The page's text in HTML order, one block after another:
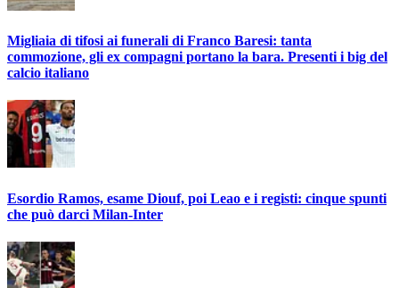
Migliaia di tifosi ai funerali di Franco Baresi: tanta
commozione, gli ex compagni portano la bara. Presenti i big del
calcio italiano
Esordio Ramos, esame Diouf, poi Leao e i registi: cinque spunti
che può darci Milan-Inter